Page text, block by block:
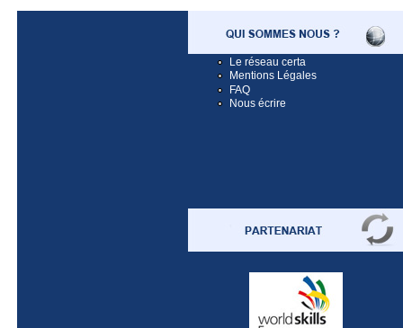
Le réseau certa
Mentions Légales
FAQ
Nous écrire